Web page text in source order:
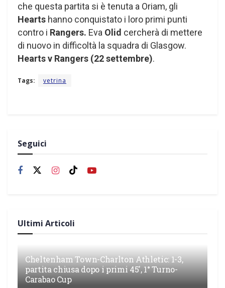
che questa partita si è tenuta a Oriam, gli
Hearts hanno conquistato i loro primi punti
contro i Rangers. Eva Olid cercherà di mettere
di nuovo in difficoltà la squadra di Glasgow.
Hearts v Rangers (22 settembre).
Tags: vetrina
Seguici
Ultimi Articoli
Cheltenham Town-Charlton Athletic: 1-3,
partita chiusa dopo i primi 45′, 1° Turno-
Carabao Cup